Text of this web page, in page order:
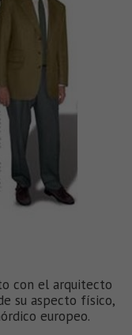
con el arquitecto
su aspecto físico,
europeo.